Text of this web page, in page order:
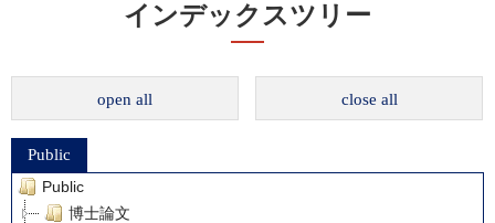
インデックスツリー
open all close all
Public
Public
博士論文